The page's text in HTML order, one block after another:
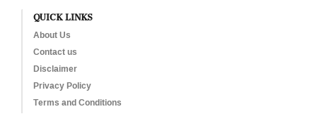
QUICK LINKS
About Us
Contact us
Disclaimer
Privacy Policy
Terms and Conditions